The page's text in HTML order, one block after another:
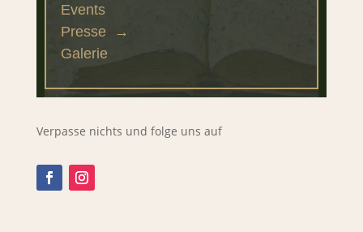
Events
Presse →
Galerie
Verpasse nichts und folge uns auf